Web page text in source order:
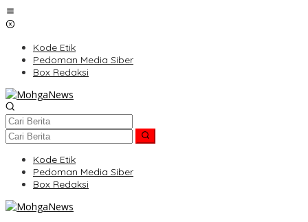
Lewati
ke
Kode Etik
Pedoman Media Siber
Box Redaksi
Kode Etik
Pedoman Media Siber
Box Redaksi